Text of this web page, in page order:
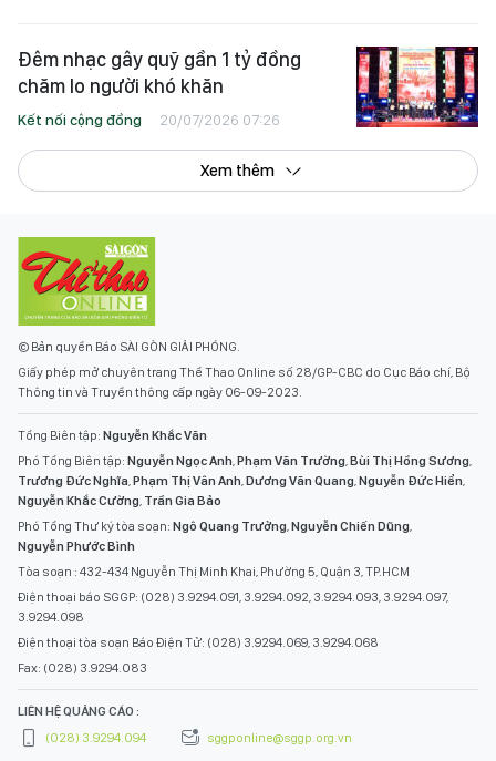
Đêm nhạc gây quỹ gần 1 tỷ đồng
chăm lo người khó khăn
Kết nối cộng đồng 20/07/2026 07:26
Xem thêm
© Bản quyền Báo SÀI GÒN GIẢI PHÓNG.
Giấy phép mở chuyên trang Thể Thao Online số 28/GP-CBC do Cục Báo chí, Bộ
Thông tin và Truyền thông cấp ngày 06-09-2023.
Tổng Biên tập: Nguyễn Khắc Văn
Phó Tổng Biên tập: Nguyễn Ngọc Anh,Phạm Văn Trường,Bùi Thị Hồng Sương,
Trương Đức Nghĩa,Phạm Thị Vân Anh,Dương Văn Quang,Nguyễn Đức Hiển,
Nguyễn Khắc Cường, Trần Gia Bảo
Phó Tổng Thư ký tòa soạn: Ngô Quang Trưởng,Nguyễn Chiến Dũng,
Nguyễn Phước Bình
Tòa soạn : 432-434 Nguyễn Thị Minh Khai, Phường 5, Quận 3, TP.HCM
Điện thoại báo SGGP: (028) 3.9294.091, 3.9294.092, 3.9294.093, 3.9294.097,
3.9294.098
Điện thoại tòa soạn Báo Điện Tử: (028) 3.9294.069, 3.9294.068
Fax: (028) 3.9294.083
LIÊN HỆ QUẢNG CÁO :
(028) 3.9294.094
sggponline@sggp.org.vn